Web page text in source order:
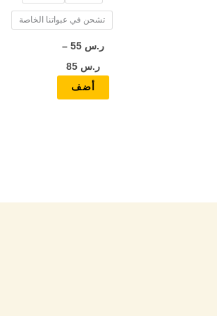
تشحن في عبواتنا الخاصة
ر.س
–
ر.س
أضف
المنتج